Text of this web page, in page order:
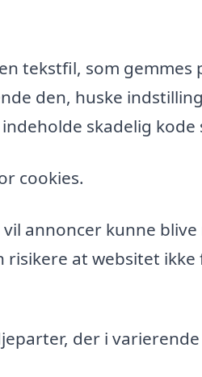
tekstfil, som
den, huske
skadelig kode
cookies.
annoncer kunne
at websitet
der i